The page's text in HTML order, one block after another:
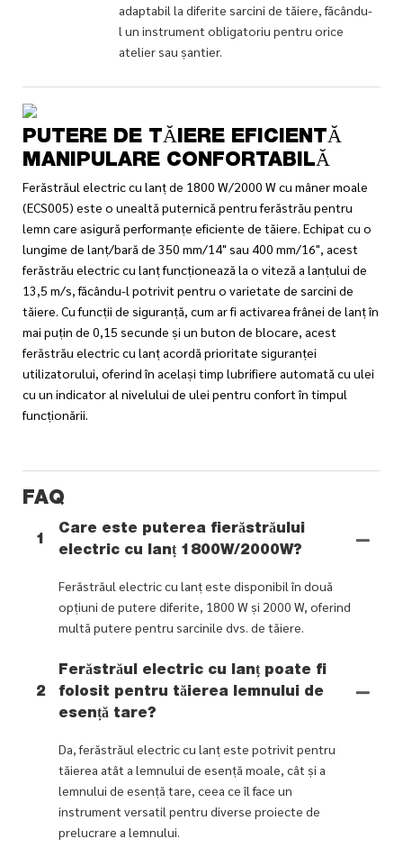
adaptabil la diferite sarcini de tăiere, făcându-
l un instrument obligatoriu pentru orice
atelier sau șantier.
PUTERE DE TĂIERE EFICIENTĂ
MANIPULARE CONFORTABILĂ
Ferăstrăul electric cu lanț de 1800 W/2000 W cu mâner moale
(ECS005) este o unealtă puternică pentru ferăstrău pentru
lemn care asigură performanțe eficiente de tăiere. Echipat cu o
lungime de lanț/bară de 350 mm/14" sau 400 mm/16", acest
ferăstrău electric cu lanț funcționează la o viteză a lanțului de
13,5 m/s, făcându-l potrivit pentru o varietate de sarcini de
tăiere. Cu funcții de siguranță, cum ar fi activarea frânei de lanț în
mai puțin de 0,15 secunde și un buton de blocare, acest
ferăstrău electric cu lanț acordă prioritate siguranței
utilizatorului, oferind în același timp lubrifiere automată cu ulei
cu un indicator al nivelului de ulei pentru confort în timpul
funcționării.
FAQ
1
Care este puterea fierăstrăului
electric cu lanț 1800W/2000W?
Ferăstrăul electric cu lanț este disponibil în două
opțiuni de putere diferite, 1800 W și 2000 W, oferind
multă putere pentru sarcinile dvs. de tăiere.
2
Ferăstrăul electric cu lanț poate fi
folosit pentru tăierea lemnului de
esență tare?
Da, ferăstrăul electric cu lanț este potrivit pentru
tăierea atât a lemnului de esență moale, cât și a
lemnului de esență tare, ceea ce îl face un
instrument versatil pentru diverse proiecte de
prelucrare a lemnului.